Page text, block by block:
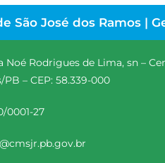
São José dos Ramos |
Noé Rodrigues de Lima, sn –
– CEP: 58.339-000
0001-27